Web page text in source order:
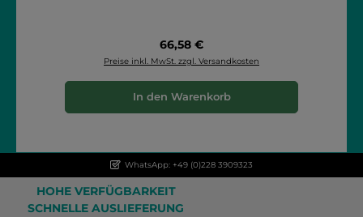
Regulärer Preis:
66,58 €
Preise inkl. MwSt. zzgl. Versandkosten
In den Warenkorb
WhatsApp: +49 (0)228 3909323
HOHE VERFÜGBARKEIT
SCHNELLE AUSLIEFERUNG